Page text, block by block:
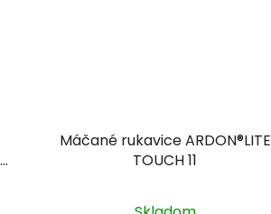
Máčané rukavice ARDON®LITE
TOUCH 11